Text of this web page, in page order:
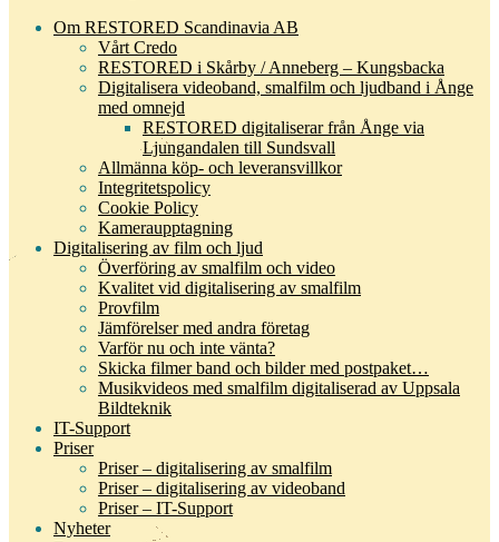
Om RESTORED Scandinavia AB
Vårt Credo
RESTORED i Skårby / Anneberg – Kungsbacka
Digitalisera videoband, smalfilm och ljudband i Ånge
med omnejd
RESTORED digitaliserar från Ånge via
Ljungandalen till Sundsvall
Allmänna köp- och leveransvillkor
Integritetspolicy
Cookie Policy
Kameraupptagning
Digitalisering av film och ljud
Överföring av smalfilm och video
Kvalitet vid digitalisering av smalfilm
Provfilm
Jämförelser med andra företag
Varför nu och inte vänta?
Skicka filmer band och bilder med postpaket…
Musikvideos med smalfilm digitaliserad av Uppsala
Bildteknik
IT-Support
Priser
Priser – digitalisering av smalfilm
Priser – digitalisering av videoband
Priser – IT-Support
Nyheter